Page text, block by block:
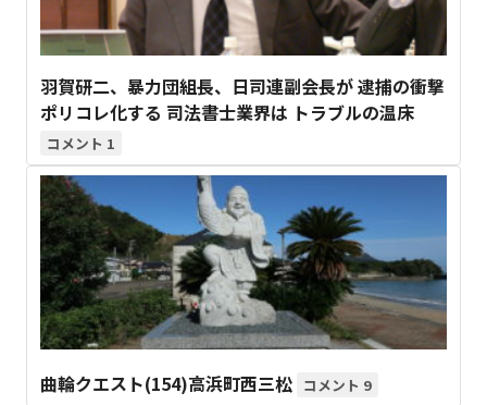
羽賀研二、暴力団組長、日司連副会長が 逮捕の衝撃
ポリコレ化する 司法書士業界は トラブルの温床
1
曲輪クエスト(154)高浜町西三松 9